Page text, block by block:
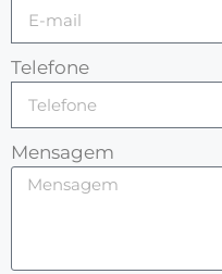
Telefone
Mensagem